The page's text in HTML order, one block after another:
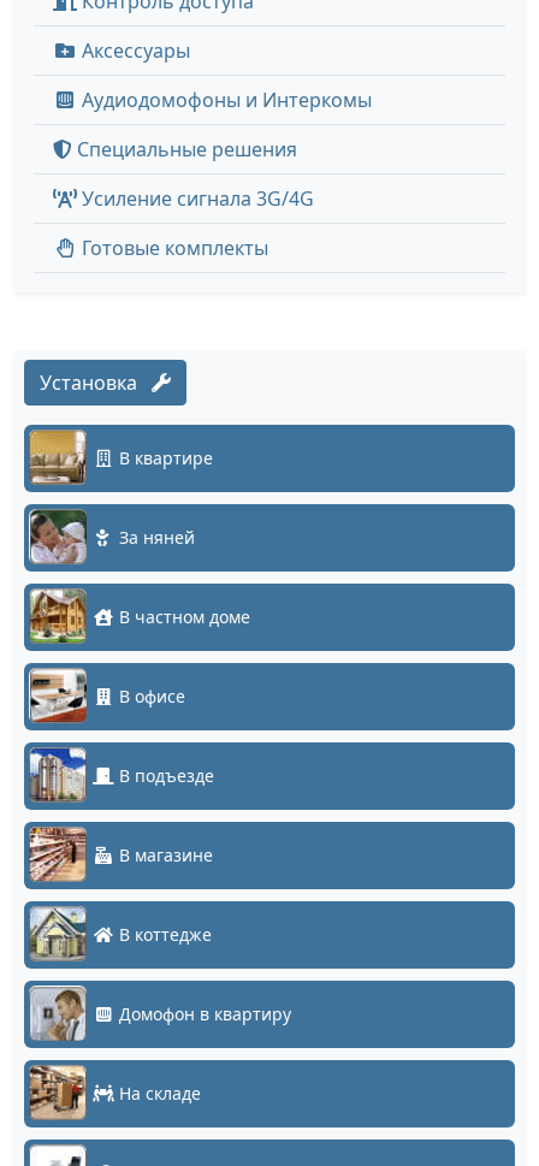
Аксессуары
Аудиодомофоны и Интеркомы
Специальные решения
Усиление сигнала 3G/4G
Готовые комплекты
Установка
В квартире
За няней
В частном доме
В офисе
В подъезде
В магазине
В коттедже
Домофон в квартиру
На складе